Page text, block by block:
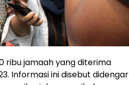
ribu jamaah yang diterima
Informasi ini disebut didengar